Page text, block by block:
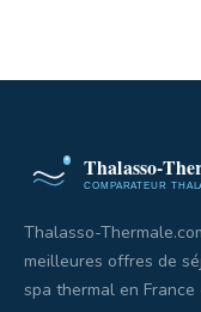
Thalasso-
meilleures offres de
spa thermal en